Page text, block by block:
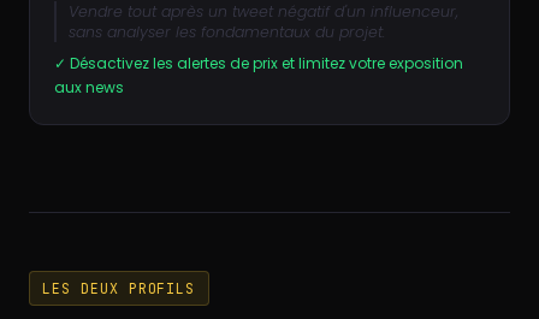
Vendre tout après un tweet négatif d'un influenceur,
sans analyser les fondamentaux du projet.
✓ Désactivez les alertes de prix et limitez votre exposition
aux news
LES DEUX PROFILS